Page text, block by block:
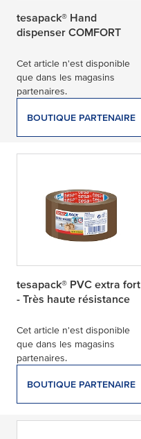
tesapack® Hand
dispenser COMFORT
Cet article n'est disponible
que dans les magasins
partenaires.
BOUTIQUE PARTENAIRE
tesapack® PVC extra fort
- Très haute résistance
Cet article n'est disponible
que dans les magasins
partenaires.
BOUTIQUE PARTENAIRE